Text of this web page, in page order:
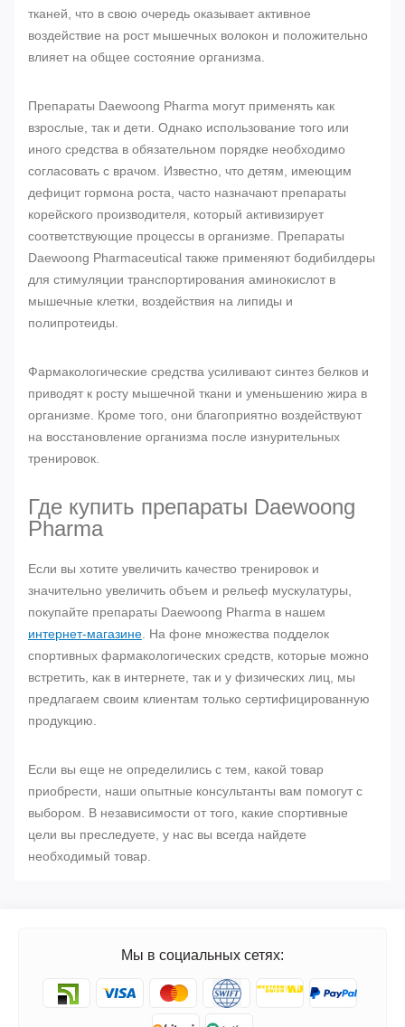
тканей, что в свою очередь оказывает активное
воздействие на рост мышечных волокон и положительно
влияет на общее состояние организма.
Препараты Daewoong Pharma могут применять как
взрослые, так и дети. Однако использование того или
иного средства в обязательном порядке необходимо
согласовать с врачом. Известно, что детям, имеющим
дефицит гормона роста, часто назначают препараты
корейского производителя, который активизирует
соответствующие процессы в организме. Препараты
Daewoong Pharmaceutical также применяют бодибилдеры
для стимуляции транспортирования аминокислот в
мышечные клетки, воздействия на липиды и
полипротеиды.
Фармакологические средства усиливают синтез белков и
приводят к росту мышечной ткани и уменьшению жира в
организме. Кроме того, они благоприятно воздействуют
на восстановление организма после изнурительных
тренировок.
Где купить препараты Daewoong
Pharma
Если вы хотите увеличить качество тренировок и
значительно увеличить объем и рельеф мускулатуры,
покупайте препараты Daewoong Pharma в нашем
интернет-магазине . На фоне множества подделок
спортивных фармакологических средств, которые можно
встретить, как в интернете, так и у физических лиц, мы
предлагаем своим клиентам только сертифицированную
продукцию.
Если вы еще не определились с тем, какой товар
приобрести, наши опытные консультанты вам помогут с
выбором. В независимости от того, какие спортивные
цели вы преследуете, у нас вы всегда найдете
необходимый товар.
Мы в социальных сетях: